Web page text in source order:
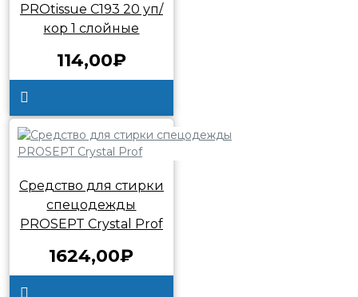
PROtissue С193 20 уп/
кор 1 слойные
114,00₽
Средство для стирки
спецодежды
PROSEPT Crystal Prof
1624,00₽